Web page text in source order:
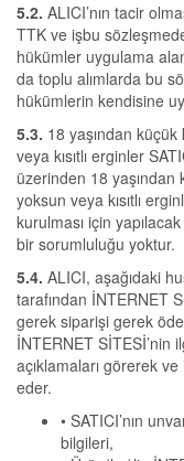
5.2. ALICI’nın tacir
TTK ve işbu
hükümler uygulama
da toplu alımlarda bu
hükümlerin kendisine
5.3. 18 yaşından
veya kısıtlı erginler
üzerinden 18 yaşından
yoksun veya kısıtlı
kurulması için
bir sorumluluğu yoktur.
5.4. ALICI, aşağıdaki
tarafından İNTERNET
gerek siparişi gerek
İNTERNET SİTESİ’nin
açıklamaları görerek
eder.
• SATICI’nın
bilgileri,